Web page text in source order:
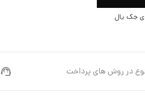
جک یال
در روش های پرداخت